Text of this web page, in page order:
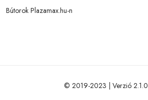
Bútorok Plazamax.hu-n
© 2019-2023 | Verzió 2.1.0